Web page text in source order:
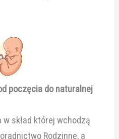
poczęcia do naturalnej
skład której wchodzą
Rodzinne, a